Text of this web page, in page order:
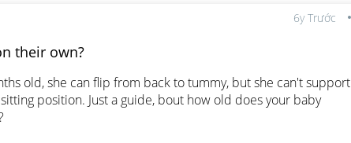
6y Trước
their own?
old, she can flip from back to tummy, but she can't support
position. Just a guide, bout how old does your baby